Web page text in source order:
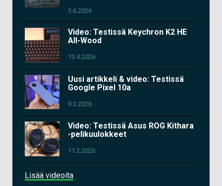
3.6.2026
Video: Testissä Keychron K2 HE
All-Wood
13.4.2026
Uusi artikkeli & video: Testissä
Google Pixel 10a
9.3.2026
Video: Testissä Asus ROG Kithara
-pelikuulokkeet
11.2.2026
Lisää videoita